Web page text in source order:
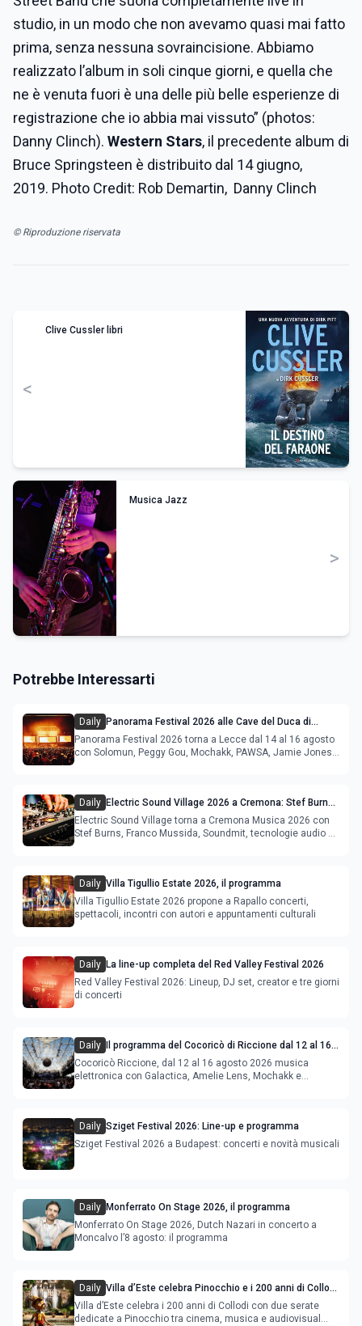
studio, in un modo che non avevamo quasi mai fatto
prima, senza nessuna sovraincisione. Abbiamo
realizzato l’album in soli cinque giorni, e quella che
ne è venuta fuori è una delle più belle esperienze di
registrazione che io abbia mai vissuto” (photos:
Danny Clinch). Western Stars, il precedente album di
Bruce Springsteen è distribuito dal 14 giugno,
2019. Photo Credit: Rob Demartin, Danny Clinch
© Riproduzione riservata
<
Clive Cussler libri
Musica Jazz
>
Potrebbe Interessarti
Daily Panorama Festival 2026 alle Cave del Duca di
Lecce: lineup e programma
Panorama Festival 2026 torna a Lecce dal 14 al 16 agosto
con Solomun, Peggy Gou, Mochakk, PAWSA, Jamie Jones
Daily Electric Sound Village 2026 a Cremona: Stef Burns,
Soundmit e Young Band Contest, il programma
Electric Sound Village torna a Cremona Musica 2026 con
Stef Burns, Franco Mussida, Soundmit, tecnologie audio e
Daily Villa Tigullio Estate 2026, il programma
Villa Tigullio Estate 2026 propone a Rapallo concerti,
spettacoli, incontri con autori e appuntamenti culturali
Daily La line-up completa del Red Valley Festival 2026
Red Valley Festival 2026: Lineup, DJ set, creator e tre giorni
di concerti
Daily
Il programma del Cocoricò di Riccione dal 12 al 16
agosto 2026
Cocoricò Riccione, dal 12 al 16 agosto 2026 musica
elettronica con Galactica, Amelie Lens, Mochakk e
Daily Sziget Festival 2026: Line-up e programma
Sziget Festival 2026 a Budapest: concerti e novità musicali
Daily Monferrato On Stage 2026, il programma
Monferrato On Stage 2026, Dutch Nazari in concerto a
Moncalvo l’8 agosto: il programma
Daily Villa d’Este celebra Pinocchio e i 200 anni di Collodi
con cinema, musica e audiovisual mapping
Villa d’Este celebra i 200 anni di Collodi con due serate
dedicate a Pinocchio tra cinema, musica e audiovisual